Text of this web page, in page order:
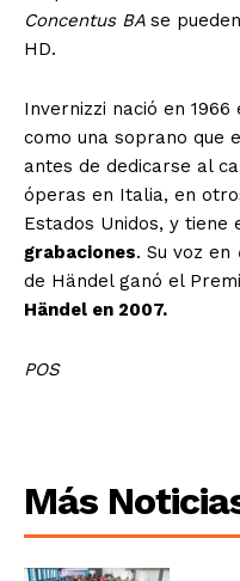
Concentus BA se
HD.
Invernizzi nació en
como una soprano que
antes de dedicarse al
óperas en Italia, en
Estados Unidos, y tiene
grabaciones. Su voz en
de Händel ganó el
Händel en 2007.
POS
Más